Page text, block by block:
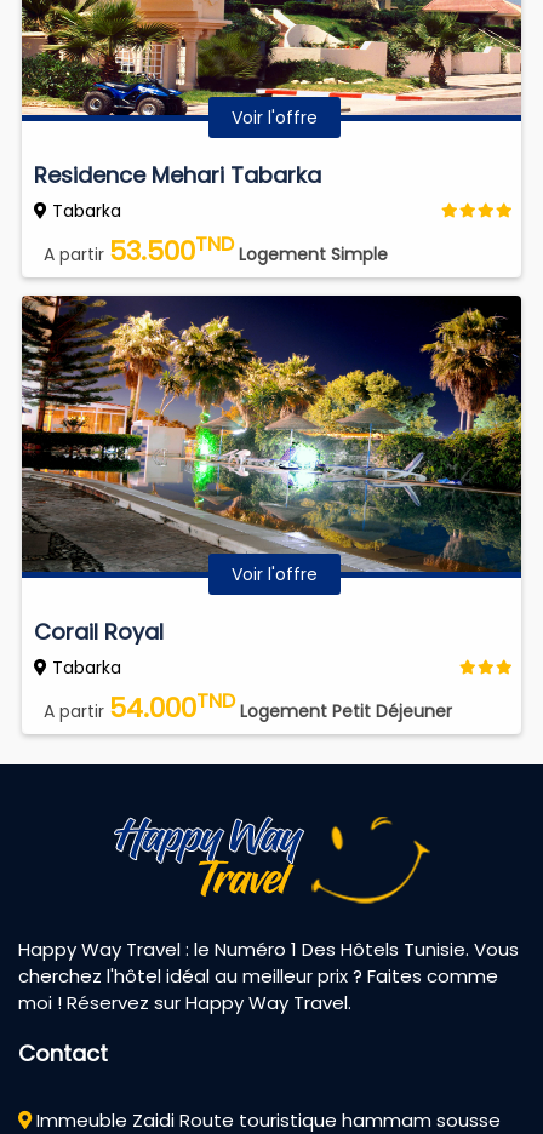
Voir l'offre
Residence Mehari Tabarka
Tabarka
A partir 53.500TND Logement Simple
Voir l'offre
Corail Royal
Tabarka
A partir 54.000TND Logement Petit Déjeuner
Happy Way Travel : le Numéro 1 Des Hôtels Tunisie. Vous
cherchez l'hôtel idéal au meilleur prix ? Faites comme
moi ! Réservez sur Happy Way Travel.
Contact
Immeuble Zaidi Route touristique hammam sousse